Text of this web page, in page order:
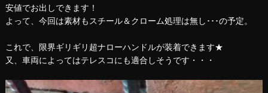
安値でお出しできます！
よって、今回は素材もスチール＆クローム処理は無し･･･の予定。
これで、限界ギリギリ超ナローハンドルが装着できます★
又、車両によってはテレスコにも適合しそうです・・・